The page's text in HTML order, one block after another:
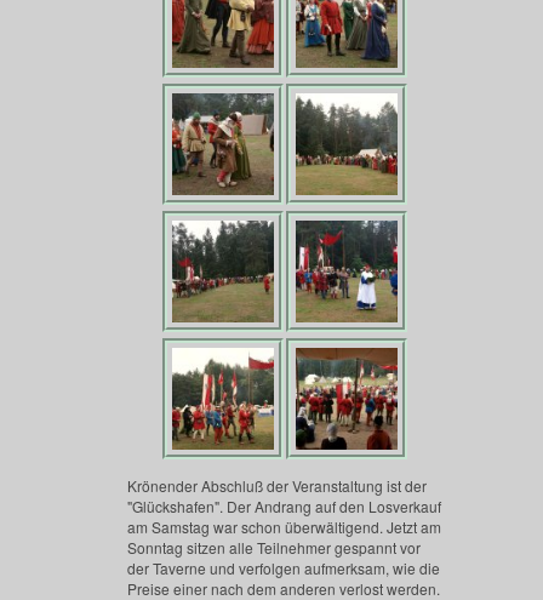
Krönender Abschluß der Veranstaltung ist der
"Glückshafen". Der Andrang auf den Losverkauf
am Samstag war schon überwältigend. Jetzt am
Sonntag sitzen alle Teilnehmer gespannt vor
der Taverne und verfolgen aufmerksam, wie die
Preise einer nach dem anderen verlost werden.